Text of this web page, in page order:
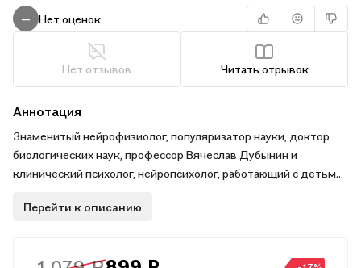
— Нет оценок
Нет отзывов Читать отрывок
Аннотация
Знаменитый нейрофизиолог, популяризатор науки, доктор
биологических наук, профессор Вячеслав Дубынин и
клинический психолог, нейропсихолог, работающий с детьми
интересные и эффективные задания и упражнения для
Перейти к описанию